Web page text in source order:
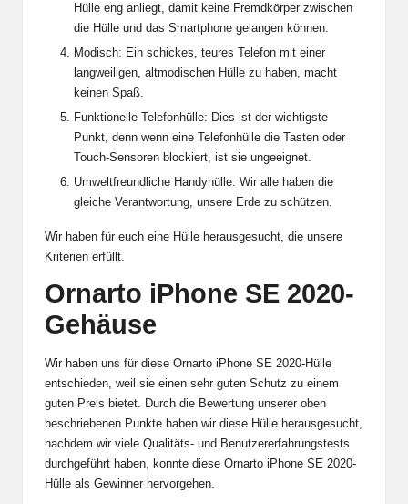
Hülle eng anliegt, damit keine Fremdkörper zwischen
die Hülle und das Smartphone gelangen können.
Modisch: Ein schickes, teures Telefon mit einer
langweiligen, altmodischen Hülle zu haben, macht
keinen Spaß.
Funktionelle Telefonhülle: Dies ist der wichtigste
Punkt, denn wenn eine Telefonhülle die Tasten oder
Touch-Sensoren blockiert, ist sie ungeeignet.
Umweltfreundliche Handyhülle: Wir alle haben die
gleiche Verantwortung, unsere Erde zu schützen.
Wir haben für euch eine Hülle herausgesucht, die unsere
Kriterien erfüllt.
Ornarto iPhone SE 2020-
Gehäuse
Wir haben uns für diese Ornarto iPhone SE 2020-Hülle
entschieden, weil sie einen sehr guten Schutz zu einem
guten Preis bietet. Durch die Bewertung unserer oben
beschriebenen Punkte haben wir diese Hülle herausgesucht,
nachdem wir viele Qualitäts- und Benutzererfahrungstests
durchgeführt haben, konnte diese Ornarto iPhone SE 2020-
Hülle als Gewinner hervorgehen.